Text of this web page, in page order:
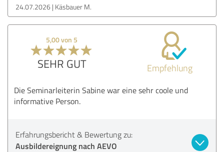
24.07.2026 Käsbauer M.
5,00 von 5
SEHR GUT Empfehlung
Die Seminarleiterin Sabine war eine sehr coole und
informative Person.
Erfahrungsbericht & Bewertung zu:
Ausbildereignung nach AEVO